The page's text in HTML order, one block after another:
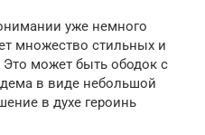
уже немного
множество стильных и
может быть ободок с
в виде небольшой
в духе героинь